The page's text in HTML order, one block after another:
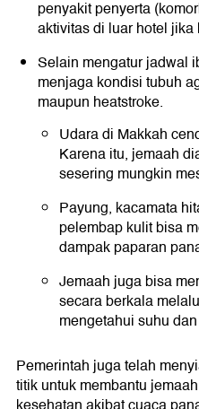
penyakit penyerta
aktivitas di luar hotel
Selain mengatur jadwal
menjaga kondisi tubuh
maupun heatstroke.
Udara di Makkah
Karena itu, jemaah
sesering mungkin
Payung, kacamata
pelembap kulit bisa
dampak paparan
Jemaah juga bisa
secara berkala
mengetahui suhu
Pemerintah juga telah
titik untuk membantu